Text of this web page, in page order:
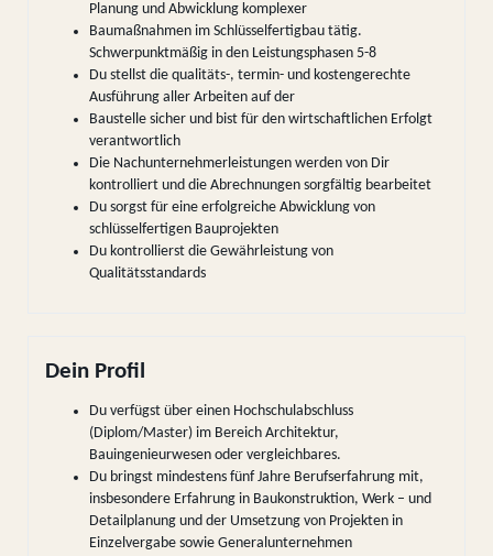
Planung und Abwicklung komplexer
Baumaßnahmen im Schlüsselfertigbau tätig.
Schwerpunktmäßig in den Leistungsphasen 5-8
Du stellst die qualitäts-, termin- und kostengerechte
Ausführung aller Arbeiten auf der
Baustelle sicher und bist für den wirtschaftlichen Erfolgt
verantwortlich
Die Nachunternehmerleistungen werden von Dir
kontrolliert und die Abrechnungen sorgfältig bearbeitet
Du sorgst für eine erfolgreiche Abwicklung von
schlüsselfertigen Bauprojekten
Du kontrollierst die Gewährleistung von
Qualitätsstandards
Dein Profil
Du verfügst über einen Hochschulabschluss
(Diplom/Master) im Bereich Architektur,
Bauingenieurwesen oder vergleichbares.
Du bringst mindestens fünf Jahre Berufserfahrung mit,
insbesondere Erfahrung in Baukonstruktion, Werk – und
Detailplanung und der Umsetzung von Projekten in
Einzelvergabe sowie Generalunternehmen